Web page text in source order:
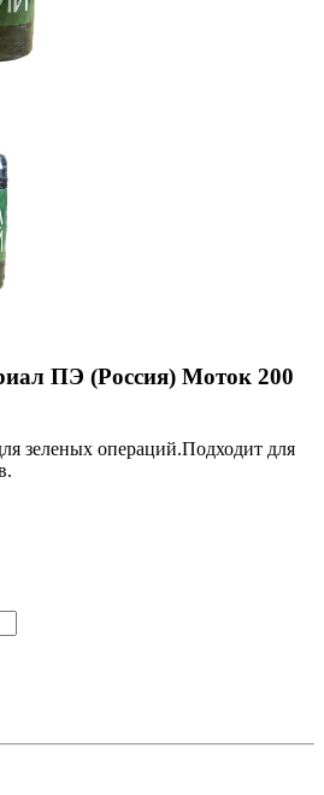
ПЭ (Россия) Моток 200
зеленых операций.Подходит для